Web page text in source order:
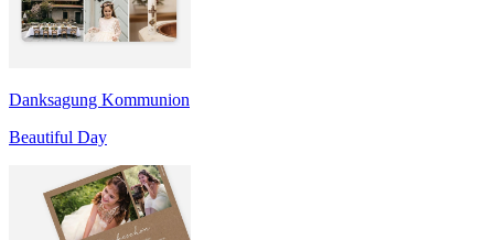
Danksagung Kommunion
Beautiful Day